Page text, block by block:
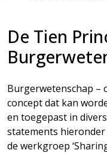
De Tien
Burgerwetenschap –
concept dat kan
en toegepast in
statements
de werkgroep